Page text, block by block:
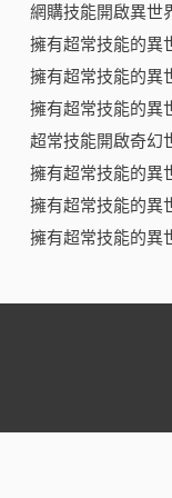
網購技能開啟異世
擁有超常技能的異
擁有超常技能的異
擁有超常技能的異
超常技能開啟奇幻
擁有超常技能的異
擁有超常技能的異
擁有超常技能的異